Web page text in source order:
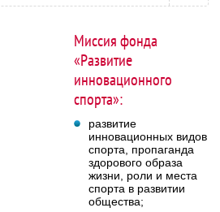
Миссия фонда
«Развитие
инновационного
спорта»:
развитие
инновационных видов
спорта, пропаганда
здорового образа
жизни, роли и места
спорта в развитии
общества;